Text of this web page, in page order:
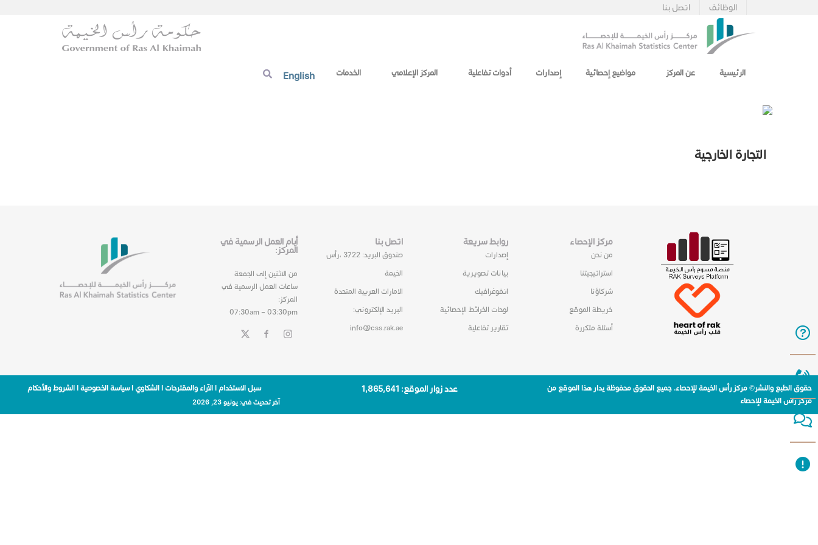
اتصل بنا الوظائف
الرئيسية عن المركز مواضيع إحصائية إصدارات أدوات تفاعلية المركز الإعلامي الخدمات English
التجارة الخارجية
مركز الإحصاء
من نحن
استراتيجيتنا
شركاؤنا
خريطة الموقع
أسئلة متكررة
روابط سريعة
إصدارات
بيانات تصويرية
انفوغرافيك
لوحات الخرائط الإحصائية
تقارير تفاعلية
اتصل بنا
صندوق البريد: 3722 ،رأس
الخيمة
الامارات العربية المتحدة
البريد الإلكتروني:
info@css.rak.ae
أيام العمل الرسمية في
المركز:
من الاثنين إلى الجمعة
ساعات العمل الرسمية في
المركز:
07:30am – 03:30pm
حقوق الطبع والنشر© مركز رأس الخيمة للإحصاء. جميع الحقوق محفوظة يدار هذا الموقع من
مركز راس الخيمة للإحصاء
عدد زوار الموقع: 1٬865٬641 سبل الاستخدام |الآراء والمقترحات|الشكاوي|سياسة الخصوصية|الشروط والأحكام
آخر تحديث في:يونيو 23, 2026